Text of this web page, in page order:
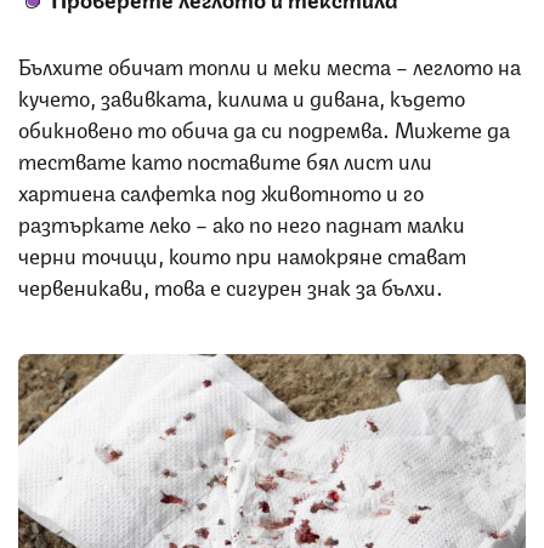
Бълхите обичат топли и меки места – леглото на
кучето, завивката, килима и дивана, където
обикновено то обича да си подремва. Мижете да
тествате като поставите бял лист или
хартиена салфетка под животното и го
разтъркате леко – ако по него паднат малки
черни точици, които при намокряне стават
червеникави, това е сигурен знак за бълхи.